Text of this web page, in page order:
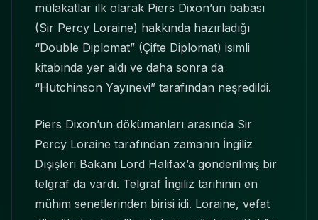
mülakatlar ilk olarak Piers Dixon’un babası
(Sir Percy Loraine) hakkında hazırladığı
“Double Diplomat” (Çifte Diplomat) isimli
kitabında yer aldı ve daha sonra da
“Hutchinson Yayınevi” tarafından neşredildi.
Piers Dixon’un dökümanları arasında Sir
Percy Loraine tarafından zamanın İngiliz
Dışişleri Bakanı Lord Halifax’a gönderilmiş bir
telgraf da vardı. Telgraf İngiliz tarihinin en
mühim senetlerinden birisi idi. Loraine, vefat